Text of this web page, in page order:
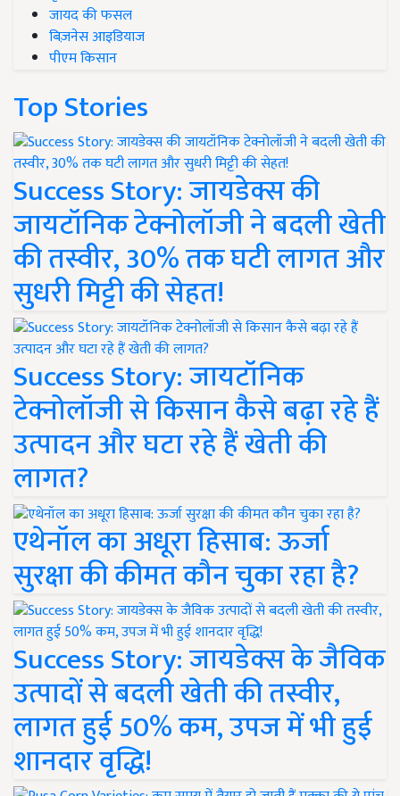
जायद की फसल
बिज़नेस आइडियाज
पीएम किसान
Top Stories
Success Story: जायडेक्स की
जायटॉनिक टेक्नोलॉजी ने बदली खेती
की तस्वीर, 30% तक घटी लागत और
सुधरी मिट्टी की सेहत!
Success Story: जायटॉनिक
टेक्नोलॉजी से किसान कैसे बढ़ा रहे हैं
उत्पादन और घटा रहे हैं खेती की
लागत?
एथेनॉल का अधूरा हिसाब: ऊर्जा
सुरक्षा की कीमत कौन चुका रहा है?
Success Story: जायडेक्स के जैविक
उत्पादों से बदली खेती की तस्वीर,
लागत हुई 50% कम, उपज में भी हुई
शानदार वृद्धि!